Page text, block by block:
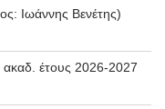
Ιωάννης Βενέτης)
έτους 2026-2027